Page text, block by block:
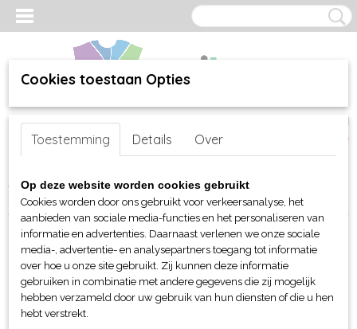
Inloggen Registreren
(0)
Home >webshop>Per merk >Mantis en Babybugz
Broeken> Babybugz Baby Essential kortenbroek
Cookies toestaan Opties
Toestemming Details Over
Op deze website worden cookies gebruikt
Cookies worden door ons gebruikt voor verkeersanalyse, het
aanbieden van sociale media-functies en het personaliseren van
informatie en advertenties. Daarnaast verlenen we onze sociale
media-, advertentie- en analysepartners toegang tot informatie
over hoe u onze site gebruikt. Zij kunnen deze informatie
gebruiken in combinatie met andere gegevens die zij mogelijk
hebben verzameld door uw gebruik van hun diensten of die u hen
hebt verstrekt.